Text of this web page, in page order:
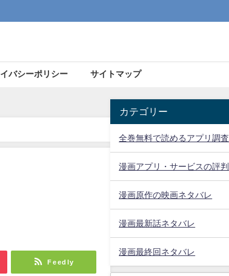
バシーポリシー サイトマップ
Feedly
カテゴリー
全巻無料で読めるアプリ調査
漫画アプリ・サービスの評判
漫画原作の映画ネタバレ
漫画最新話ネタバレ
漫画最終回ネタバレ